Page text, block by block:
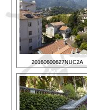
20160600627NUC2A